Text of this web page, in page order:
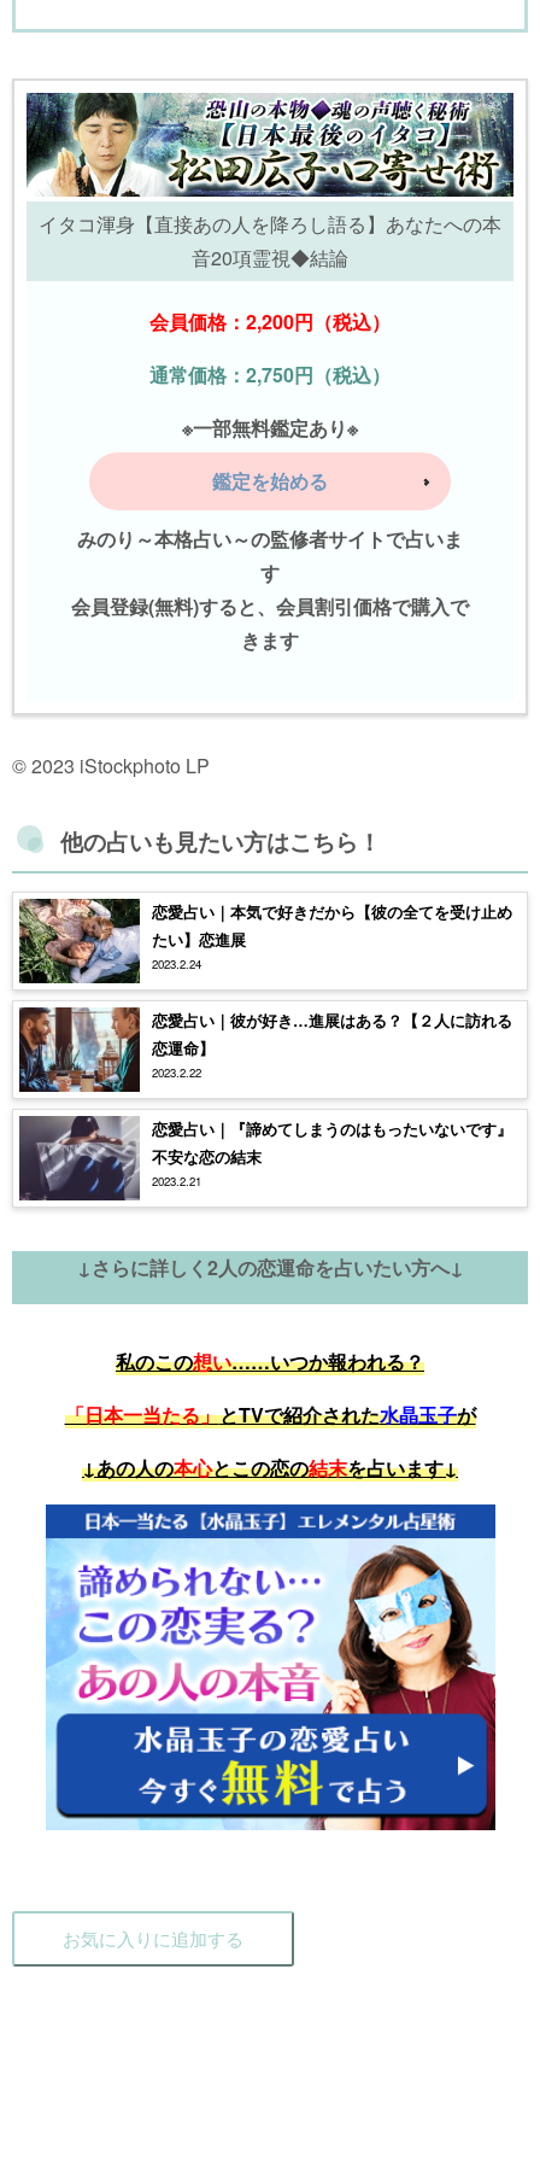
イタコ渾身【直接あの人を降ろし語る】あなたへの本
音20項霊視◆結論
会員価格：2,200円（税込）
通常価格：2,750円（税込）
※一部無料鑑定あり※
鑑定を始める
みのり～本格占い～の監修者サイトで占いま
す
会員登録(無料)すると、会員割引価格で購入で
きます
© 2023 iStockphoto LP
他の占いも見たい方はこちら！
恋愛占い｜本気で好きだから【彼の全てを受け止め
たい】恋進展
2023.2.24
恋愛占い｜彼が好き…進展はある？【２人に訪れる
恋運命】
2023.2.22
恋愛占い｜『諦めてしまうのはもったいないです』
不安な恋の結末
2023.2.21
↓さらに詳しく2人の恋運命を占いたい方へ↓
私のこの想い……いつか報われる？
「日本一当たる」とTVで紹介された水晶玉子が
↓あの人の本心とこの恋の結末を占います↓
お気に入りに追加する